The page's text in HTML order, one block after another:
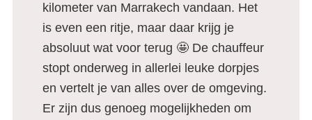
kilometer van Marrakech vandaan. Het
is even een ritje, maar daar krijg je
absoluut wat voor terug 🤩 De chauffeur
stopt onderweg in allerlei leuke dorpjes
en vertelt je van alles over de omgeving.
Er zijn dus genoeg mogelijkheden om